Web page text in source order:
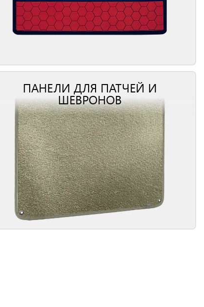
ПАНЕЛИ ДЛЯ ПАТЧЕЙ И
ШЕВРОНОВ